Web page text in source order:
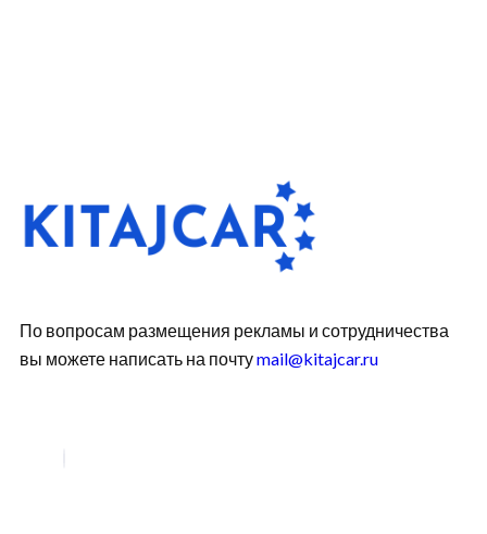
По вопросам размещения рекламы и сотрудничества
вы можете написать на почтуmail@kitajcar.ru